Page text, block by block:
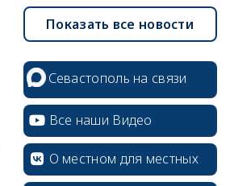
Показать все новости
Севастополь на связи
Все наши Видео
О местном для местных